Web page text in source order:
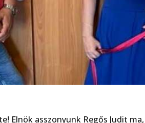
Elnök asszonyunk Regős Judit